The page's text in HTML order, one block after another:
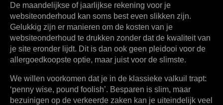
De maandelijkse of jaarlijkse rekening voor je
websiteonderhoud kan soms best even slikken zijn.
Gelukkig zijn er manieren om de kosten van je
websiteonderhoud te drukken zonder dat de kwaliteit van
je site eronder lijdt. Dit is dan ook geen pleidooi voor de
allergoedkoopste optie, maar juist voor de slimste.
We willen voorkomen dat je in de klassieke valkuil trapt:
‘penny wise, pound foolish’. Besparen is slim, maar
bezuinigen op de verkeerde zaken kan je uiteindelijk veel